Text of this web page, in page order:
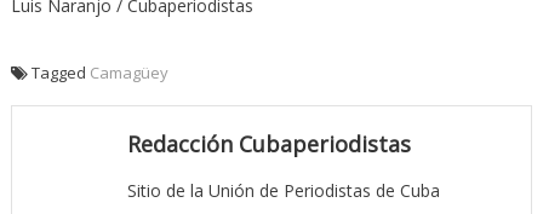
Luis Naranjo / Cubaperiodistas
Tagged Camagüey
Redacción Cubaperiodistas
Sitio de la Unión de Periodistas de Cuba